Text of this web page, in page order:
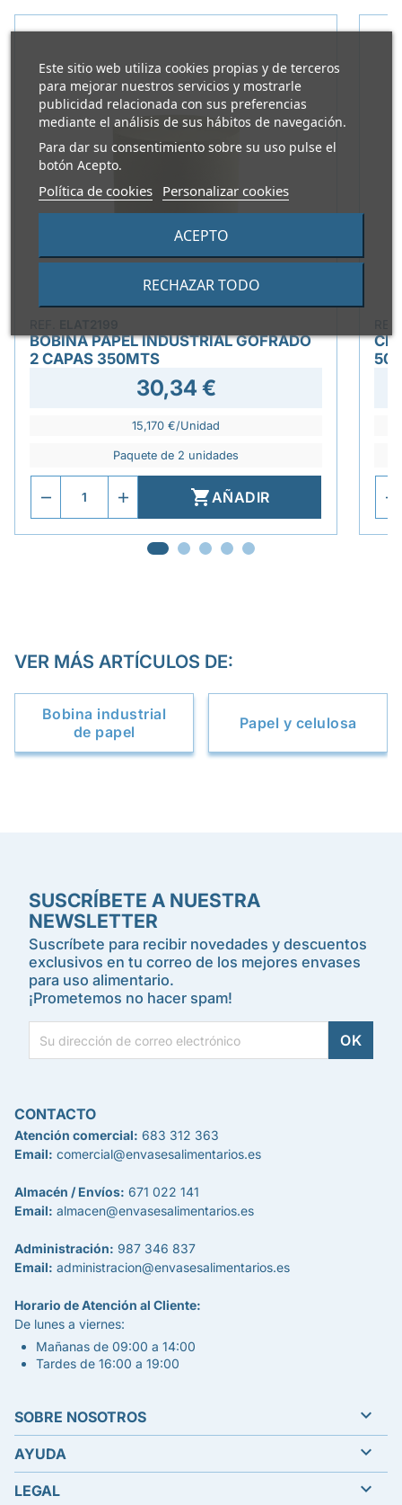
Este sitio web utiliza cookies propias y de terceros
para mejorar nuestros servicios y mostrarle
publicidad relacionada con sus preferencias
mediante el análisis de sus hábitos de navegación.
Para dar su consentimiento sobre su uso pulse el
botón Acepto.
Política de cookies Personalizar cookies
RECHAZAR TODO
ACEPTO
BOBINA PAPEL INDUSTRIAL GOFRADO
2 CAPAS 350MTS
30,34 €
15,170 €/Unidad
Paquete de 2 unidades
AÑADIR
VER MÁS ARTÍCULOS DE:
Bobina industrial
de papel
Papel y celulosa
SUSCRÍBETE A NUESTRA
NEWSLETTER
Suscríbete para recibir novedades y descuentos
exclusivos en tu correo de los mejores envases
para uso alimentario.
¡Prometemos no hacer spam!
CONTACTO
Atención comercial: 683 312 363
Email: comercial@envasesalimentarios.es
Almacén / Envíos: 671 022 141
Email: almacen@envasesalimentarios.es
Administración: 987 346 837
Email: administracion@envasesalimentarios.es
Horario de Atención al Cliente:
De lunes a viernes:
Mañanas de 09:00 a 14:00
Tardes de 16:00 a 19:00
SOBRE NOSOTROS 
AYUDA 
LEGAL 